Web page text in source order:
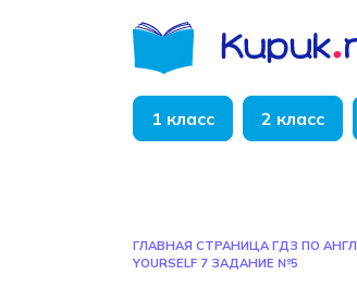
1 класс 2 класс
ГЛАВНАЯ СТРАНИЦА ГДЗ ПО
YOURSELF 7 ЗАДАНИЕ №5